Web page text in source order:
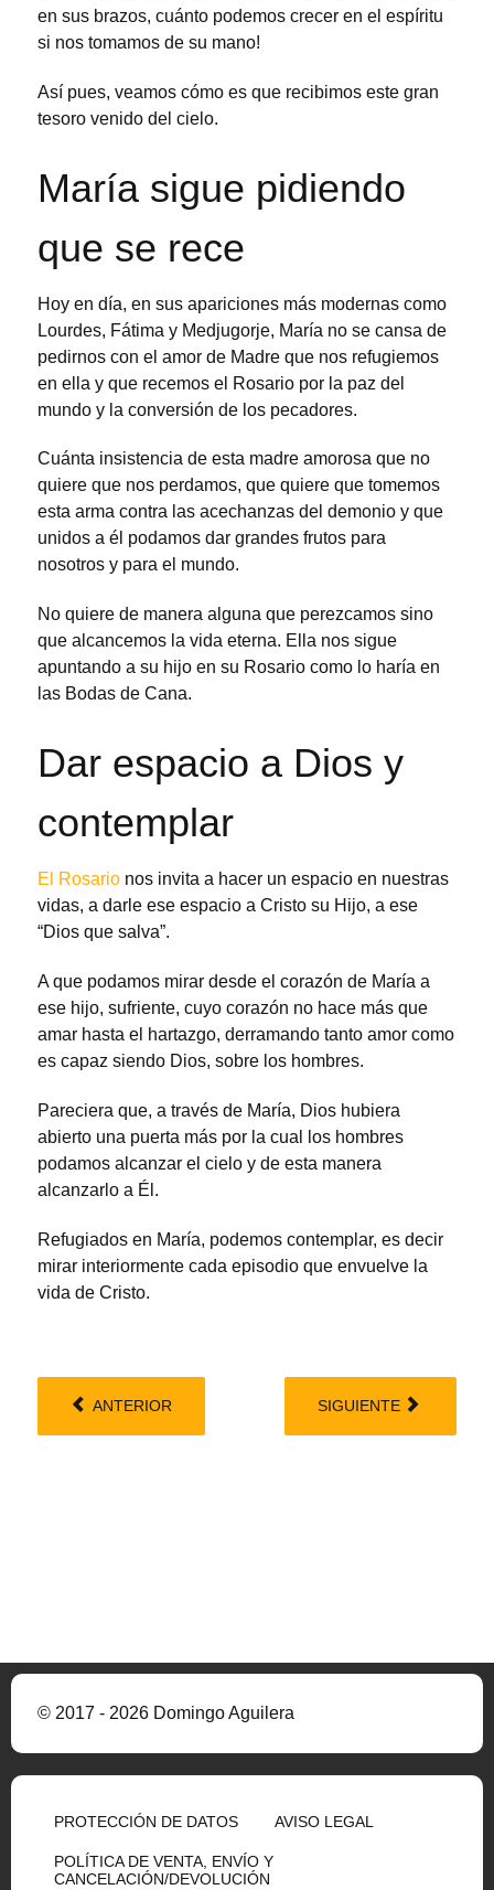
en sus brazos, cuánto podemos crecer en el espíritu
si nos tomamos de su mano!
Así pues, veamos cómo es que recibimos este gran
tesoro venido del cielo.
María sigue pidiendo
que se rece
Hoy en día, en sus apariciones más modernas como
Lourdes, Fátima y Medjugorje, María no se cansa de
pedirnos con el amor de Madre que nos refugiemos
en ella y que recemos el Rosario por la paz del
mundo y la conversión de los pecadores.
Cuánta insistencia de esta madre amorosa que no
quiere que nos perdamos, que quiere que tomemos
esta arma contra las acechanzas del demonio y que
unidos a él podamos dar grandes frutos para
nosotros y para el mundo.
No quiere de manera alguna que perezcamos sino
que alcancemos la vida eterna. Ella nos sigue
apuntando a su hijo en su Rosario como lo haría en
las Bodas de Cana.
Dar espacio a Dios y
contemplar
El Rosario nos invita a hacer un espacio en nuestras
vidas, a darle ese espacio a Cristo su Hijo, a ese
“Dios que salva”.
A que podamos mirar desde el corazón de María a
ese hijo, sufriente, cuyo corazón no hace más que
amar hasta el hartazgo, derramando tanto amor como
es capaz siendo Dios, sobre los hombres.
Pareciera que, a través de María, Dios hubiera
abierto una puerta más por la cual los hombres
podamos alcanzar el cielo y de esta manera
alcanzarlo a Él.
Refugiados en María, podemos contemplar, es decir
mirar interiormente cada episodio que envuelve la
vida de Cristo.
ANTERIOR SIGUIENTE
© 2017 - 2026 Domingo Aguilera
PROTECCIÓN DE DATOS AVISO LEGAL
POLÍTICA DE VENTA, ENVÍO Y
CANCELACIÓN/DEVOLUCIÓN